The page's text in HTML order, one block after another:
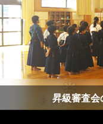
昇級審査